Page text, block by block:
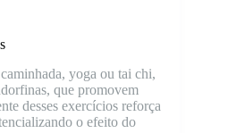
yoga ou tai chi,
que promovem
desses exercícios reforça
o efeito do